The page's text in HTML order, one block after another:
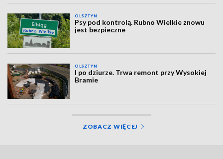
OLSZTYN
Psy pod kontrolą. Rubno Wielkie znowu
jest bezpieczne
OLSZTYN
I po dziurze. Trwa remont przy Wysokiej
Bramie
ZOBACZ WIĘCEJ